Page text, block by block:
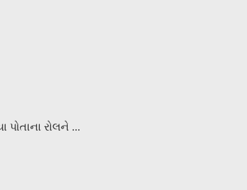
રોલને ...